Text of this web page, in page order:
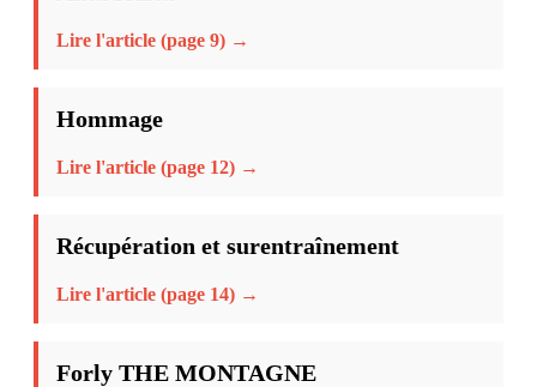
Lire l'article (page 9) →
Hommage
Lire l'article (page 12) →
Récupération et surentraînement
Lire l'article (page 14) →
Forly THE MONTAGNE